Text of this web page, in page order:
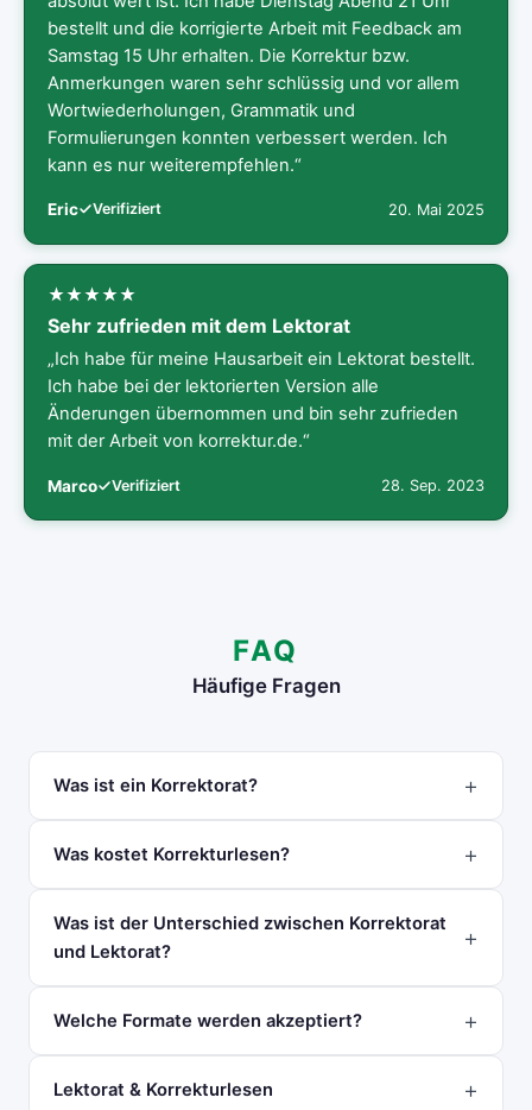
bestellt und die korrigierte Arbeit mit Feedback am
Samstag 15 Uhr erhalten. Die Korrektur bzw.
Anmerkungen waren sehr schlüssig und vor allem
Wortwiederholungen, Grammatik und
Formulierungen konnten verbessert werden. Ich
kann es nur weiterempfehlen.“
Eric Verifiziert 20. Mai 2025
Sehr zufrieden mit dem Lektorat
„Ich habe für meine Hausarbeit ein Lektorat bestellt.
Ich habe bei der lektorierten Version alle
Änderungen übernommen und bin sehr zufrieden
mit der Arbeit von korrektur.de.“
Marco Verifiziert 28. Sep. 2023
FAQ
Häufige Fragen
Was ist ein Korrektorat?
Was kostet Korrekturlesen?
Was ist der Unterschied zwischen Korrektorat
und Lektorat?
Welche Formate werden akzeptiert?
Lektorat & Korrekturlesen